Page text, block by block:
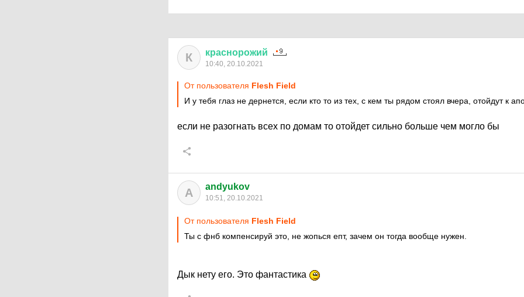
К краснорожий
10:40, 20.10.2021
От пользователя Flesh Field
И у тебя глаз не дернется, если кто то из тех, с кем ты рядом стоял вчера, отойдут к
если не разогнать всех по домам то отойдет сильно больше чем могло бы
A andyukov
10:51, 20.10.2021
От пользователя Flesh Field
Ты с фнб компенсируй это, не жопься епт, зачем он тогда вообще нужен.
Дык нету его. Это фантастика